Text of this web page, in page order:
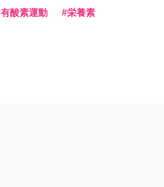
有酸素運動
栄養素